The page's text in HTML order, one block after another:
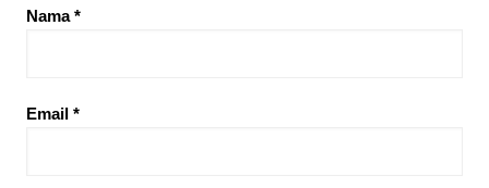
Nama*
Email *